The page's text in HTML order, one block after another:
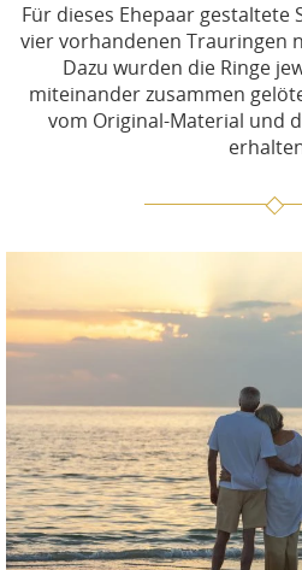
Für dieses Ehepaar gestaltete
vier vorhandenen Trauringen
Dazu wurden die Ringe
miteinander zusammen
vom Original-Material und